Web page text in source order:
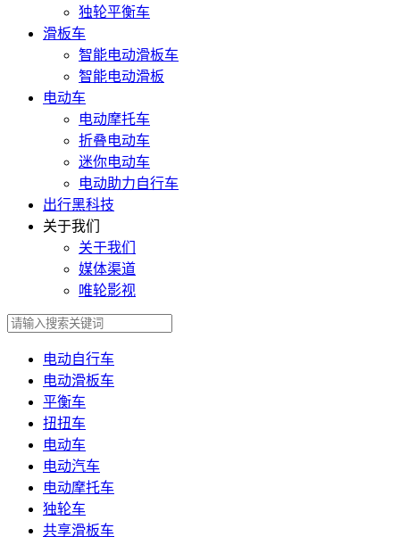
独轮平衡车
滑板车
智能电动滑板车
智能电动滑板
电动车
电动摩托车
折叠电动车
迷你电动车
电动助力自行车
出行黑科技
关于我们
关于我们
媒体渠道
唯轮影视
电动自行车
电动滑板车
平衡车
扭扭车
电动车
电动汽车
电动摩托车
独轮车
共享滑板车